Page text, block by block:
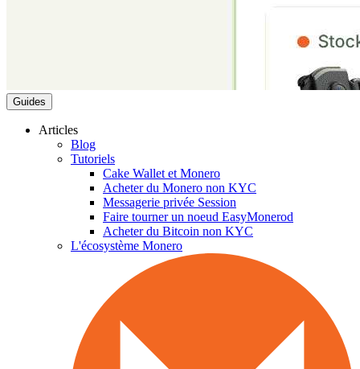
Guides
Articles
Blog
Tutoriels
Cake Wallet et Monero
Acheter du Monero non KYC
Messagerie privée Session
Faire tourner un noeud EasyMonerod
Acheter du Bitcoin non KYC
L'écosystème Monero